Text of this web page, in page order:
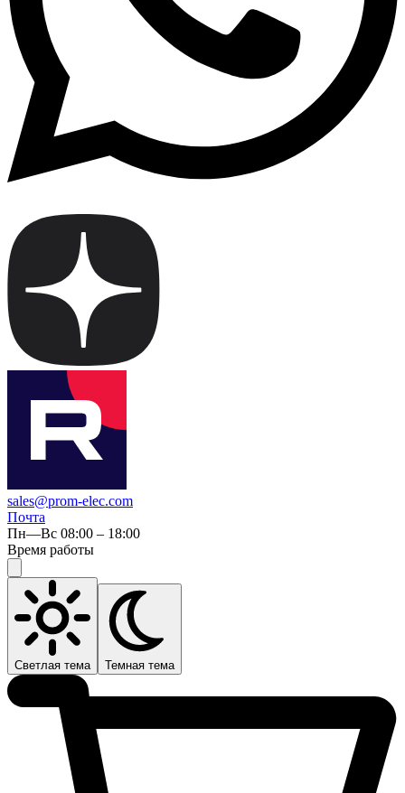
sales@prom-elec.com
Почта
Пн—Вс 08:00 – 18:00
Время работы
Светлая тема Темная тема